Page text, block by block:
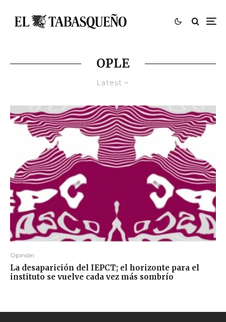
OPLE
Latest
Opinión
La desaparición del IEPCT; el horizonte para el
instituto se vuelve cada vez más sombrío